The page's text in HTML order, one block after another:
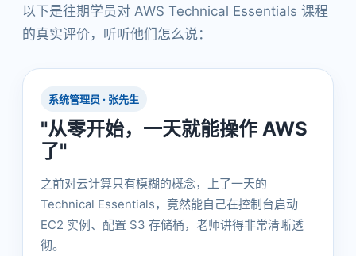
以下是往期学员对 AWS Technical Essentials 课程
的真实评价，听听他们怎么说：
系统管理员 · 张先生
"从零开始，一天就能操作 AWS
了"
之前对云计算只有模糊的概念，上了一天的
Technical Essentials，竟然能自己在控制台启动
EC2 实例、配置 S3 存储桶，老师讲得非常清晰透
彻。